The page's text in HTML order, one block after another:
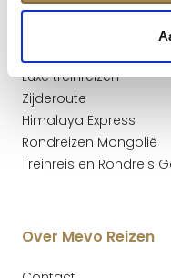
Treinreizen
Treinreizen Kazachstan
Luxe treinreizen
Zijderoute
Himalaya Express
Rondreizen Mongolië
Treinreis en Rondreis
Over Mevo Reizen